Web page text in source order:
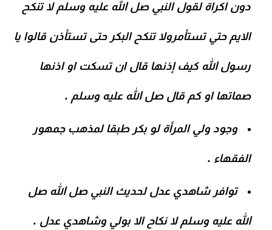
دون اكراة لقول النبي صل الله عليه وسلم لا تنكح
الايم حتي تستأمرولا تنكح البكر حتى تستأذن قالوا يا
رسول الله كيف إذنها قال ان تسكت او اذنها
صماتها او كم قال صل الله عليه وسلم .
وجود ولي المرأة لو بكر طبقا لمذهب جمهور
الفقهاء .
توافر شاهدي عدل لحديث النبي صل الله صل
الله عليه وسلم لا نكاح الا بولي وشاهدي عدل .